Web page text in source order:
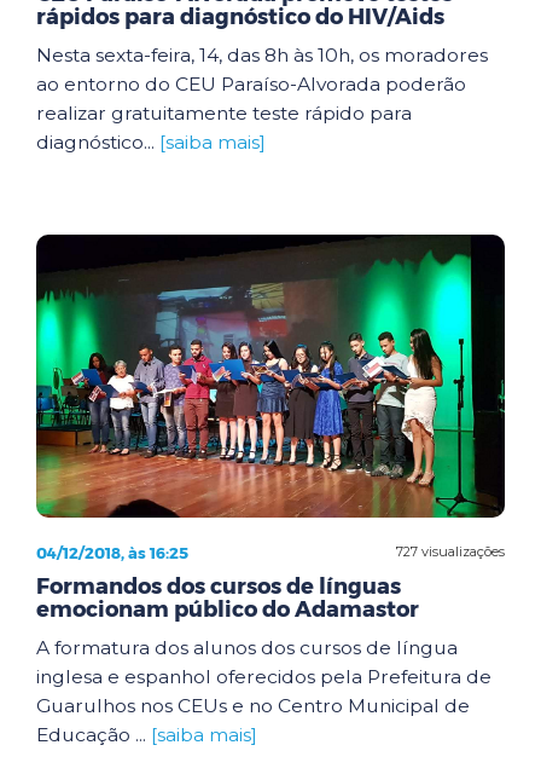
rápidos para diagnóstico do HIV/Aids
Nesta sexta-feira, 14, das 8h às 10h, os moradores
ao entorno do CEU Paraíso-Alvorada poderão
realizar gratuitamente teste rápido para
diagnóstico... [saiba mais]
727 visualizações
04/12/2018, às 16:25
Formandos dos cursos de línguas
emocionam público do Adamastor
A formatura dos alunos dos cursos de língua
inglesa e espanhol oferecidos pela Prefeitura de
Guarulhos nos CEUs e no Centro Municipal de
Educação ... [saiba mais]